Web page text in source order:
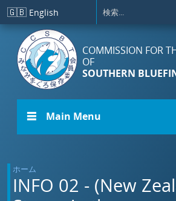
メインコンテンツに移動
🇬🇧 English
COMMISSION FOR
OF
SOUTHERN
☰ Main Menu
ホーム
INFO 02 - (New